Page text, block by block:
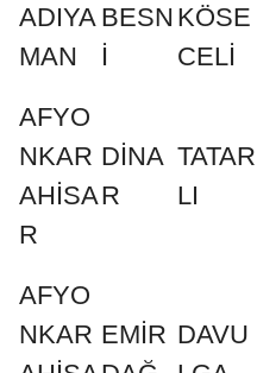
ADIYA
MAN
BESN
İ
KÖSE
CELİ
AFYO
NKAR
AHİSA
R
DİNA
R
TATAR
LI
AFYO
NKAR EMİR DAVU